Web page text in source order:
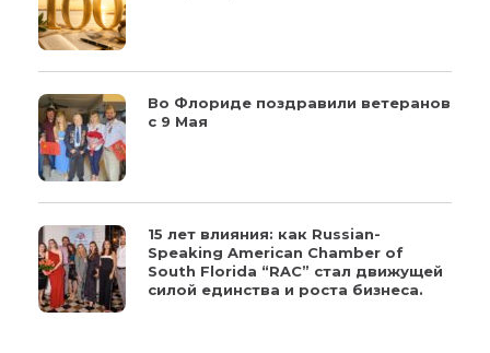
Во Флориде поздравили ветеранов
с 9 Мая
15 лет влияния: как Russian-
Speaking American Chamber of
South Florida “RAC” стал движущей
силой единства и роста бизнеса.